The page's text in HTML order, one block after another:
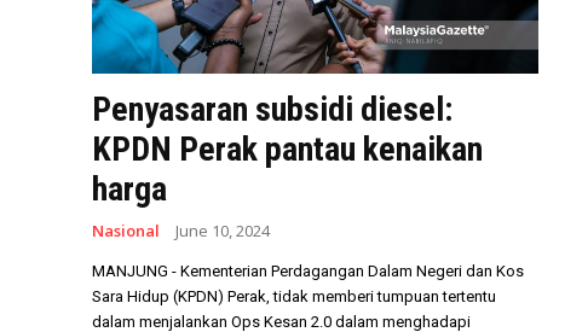
Penyasaran subsidi diesel:
KPDN Perak pantau kenaikan
harga
Nasional June 10, 2024
MANJUNG - Kementerian Perdagangan Dalam Negeri dan Kos
Sara Hidup (KPDN) Perak, tidak memberi tumpuan tertentu
dalam menjalankan Ops Kesan 2.0 dalam menghadapi